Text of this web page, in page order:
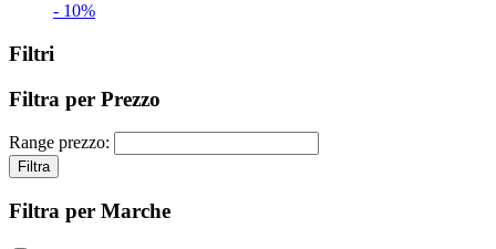
- 10%
Filtri
Filtra per Prezzo
Range prezzo:
Filtra
Filtra per Marche